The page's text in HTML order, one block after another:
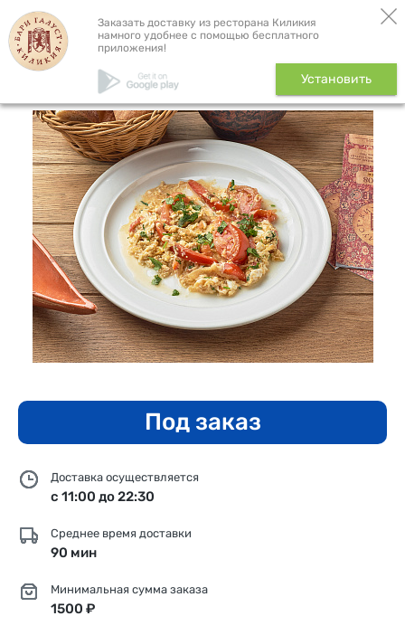
Заказать доставку из ресторана Киликия
намного удобнее с помощью бесплатного
приложения!
Установить
Яичница с помидорами ,190
гр.
Под заказ
Доставка осуществляется
с 11:00 до 22:30
Среднее время доставки
90 мин
Минимальная сумма заказа
1500 ₽
Доставка